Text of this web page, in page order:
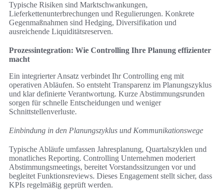
Typische Risiken sind Marktschwankungen,
Lieferkettenunterbrechungen und Regulierungen. Konkrete
Gegenmaßnahmen sind Hedging, Diversifikation und
ausreichende Liquiditätsreserven.
Prozessintegration: Wie Controlling Ihre Planung effizienter
macht
Ein integrierter Ansatz verbindet Ihr Controlling eng mit
operativen Abläufen. So entsteht Transparenz im Planungszyklus
und klar definierte Verantwortung. Kurze Abstimmungsrunden
sorgen für schnelle Entscheidungen und weniger
Schnittstellenverluste.
Einbindung in den Planungszyklus und Kommunikationswege
Typische Abläufe umfassen Jahresplanung, Quartalszyklen und
monatliches Reporting. Controlling Unternehmen moderiert
Abstimmungsmeetings, bereitet Vorstandssitzungen vor und
begleitet Funktionsreviews. Dieses Engagement stellt sicher, dass
KPIs regelmäßig geprüft werden.